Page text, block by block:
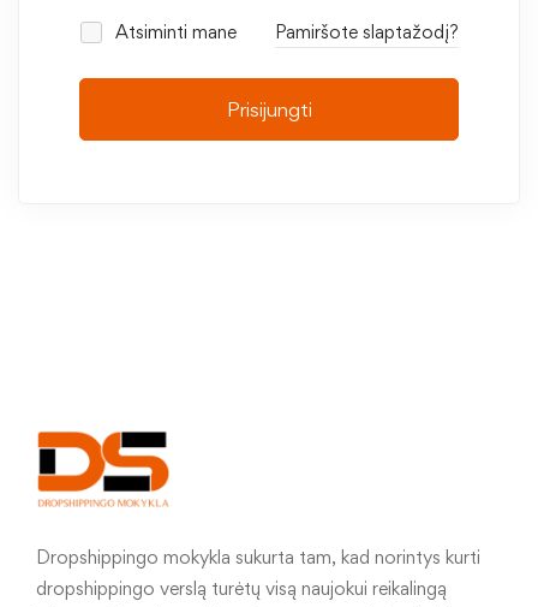
Atsiminti mane Pamiršote slaptažodį?
Prisijungti
Dropshippingo mokykla sukurta tam, kad norintys kurti
dropshippingo verslą turėtų visą naujokui reikalingą